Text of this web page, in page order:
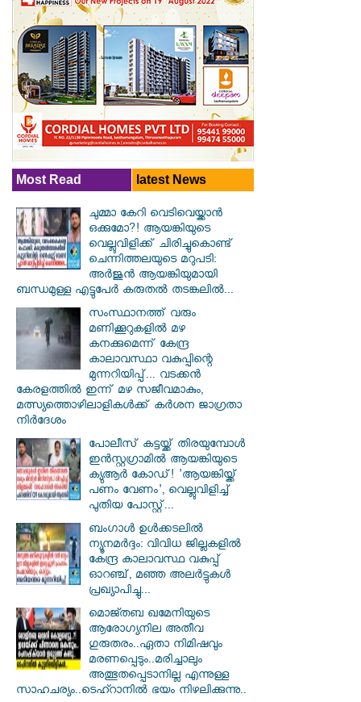
Most Read latest News
ചുമ്മാ കേറി വെടിവെയ്ക്കാൻ
ഒക്കുമോ?! ആയങ്കിയുടെ
വെല്ലുവിളിക്ക് ചിരിച്ചുകൊണ്ട്
ചെന്നിത്തലയുടെ മറുപടി:
അർജുൻ ആയങ്കിയുമായി
ബന്ധമുള്ള എട്ടുപേർ കരുതൽ തടങ്കലിൽ...
സംസ്ഥാനത്ത് വരും
മണിക്കൂറുകളിൽ മഴ
കനക്കുമെന്ന് കേന്ദ്ര
കാലാവസ്ഥാ വകുപ്പിന്റെ
മുന്നറിയിപ്പ്... വടക്കൻ
കേരളത്തിൽ ഇന്ന് മഴ സജീവമാകും,
മത്സ്യത്തൊഴിലാളികൾക്ക് കർശന ജാഗ്രതാ
നിർദേശം
പോലീസ് കട്ടയ്ക്ക് തിരയുമ്പോൾ
ഇൻസ്റ്റഗ്രാമിൽ ആയങ്കിയുടെ
ക്യുആർ കോഡ്! 'ആയങ്കിയ്ക്ക്
പണം വേണം', വെല്ലുവിളിച്ച്
പുതിയ പോസ്റ്റ്...
ബംഗാൾ ഉൾക്കടലിൽ
ന്യൂനമർദ്ദം: വിവിധ ജില്ലകളിൽ
കേന്ദ്ര കാലാവസ്ഥ വകുപ്പ്
ഓറഞ്ച്, മഞ്ഞ അലർട്ടുകൾ
പ്രഖ്യാപിച്ചു...
മൊജ്തബ ഖമേനിയുടെ
ആരോഗ്യനില അതീവ
ഗുരുതരം..ഏതാ നിമിഷവും
മരണപ്പെടും..മരിച്ചാലും
അത്ഭുതപ്പെടാനില്ല എന്നുള്ള
സാഹചര്യം..ടെഹ്റാനിൽ ഭയം നിഴലിക്കുന്നു..